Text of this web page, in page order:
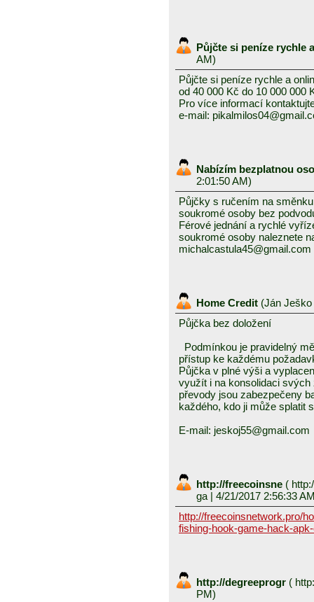
Půjčte si peníze rychle
AM)
Půjčte si peníze rychle a
od 40 000 Kč do 10 000 000
Pro více informací
e-mail:
Nabízím bezplatnou
2:01:50 AM)
Půjčky s ručením na
soukromé osoby bez
Férové ​​jednání a rychlé
soukromé osoby naleznete
michalcastula45@gmail.com
Home Credit (Ján Ješko
Půjčka bez doložení
Podmínkou je pravidelný
přístup ke každému
Půjčka v plné výši a
využít i na konsolidaci
převody jsou zabezpečeny
každého, kdo ji může splatit
E-mail: jeskoj55@gmail.com
http://freecoinsne (
ga | 4/21/2017 2:56:33
http://freecoinsnetwork.pro/
fishing-hook-game-hack-
http://degreeprogr (
PM)